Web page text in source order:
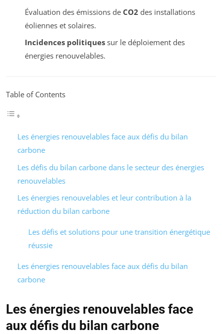
Évaluation des émissions de CO2 des installations
éoliennes et solaires.
Incidences politiquessur le déploiement des
énergies renouvelables.
Table of Contents
Les énergies renouvelables face aux défis du bilan
carbone
Les défis du bilan carbone dans le secteur des énergies
renouvelables
Les énergies renouvelables et leur contribution à la
réduction du bilan carbone
Les défis et solutions pour une transition énergétique
réussie
Les énergies renouvelables face aux défis du bilan
carbone
Les énergies renouvelables face
aux défis du bilan carbone